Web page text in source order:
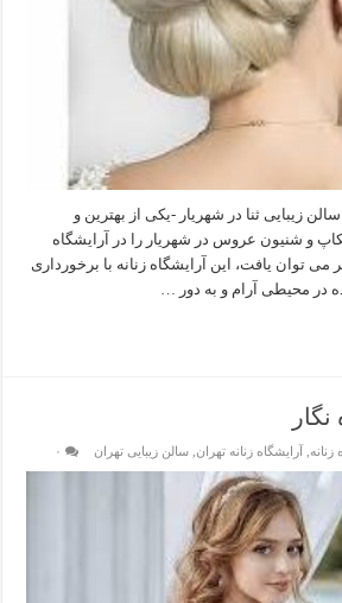
زیبایی ثنا در شهریار -یکی از بهترین و
و شنیون عروس در شهریار را در آرایشگاه
می توان یافت، این آرایشگاه زنانه با برخورداری
در محیطی آرام و به دور …
زنانه ,آرایشگاه زنانه تهران ,سالن زیبایی تهران ۰